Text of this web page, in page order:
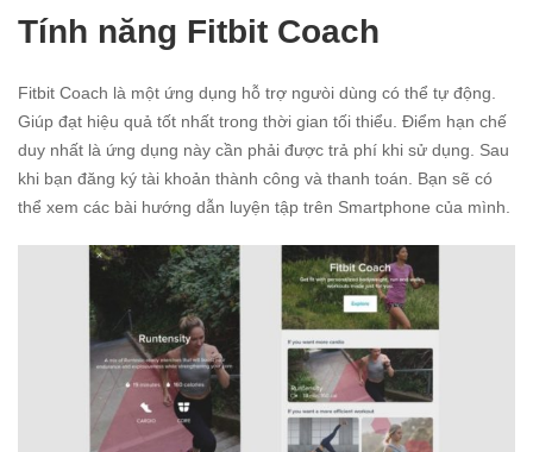
Tính năng Fitbit Coach
Fitbit Coach là một ứng dụng hỗ trợ ngưòi dùng có thể tự động.
Giúp đạt hiệu quả tốt nhất trong thời gian tối thiểu. Điểm hạn chế
duy nhất là ứng dụng này cần phải được trả phí khi sử dụng. Sau
khi bạn đăng ký tài khoản thành công và thanh toán. Bạn sẽ có
thể xem các bài hướng dẫn luyện tập trên Smartphone của mình.